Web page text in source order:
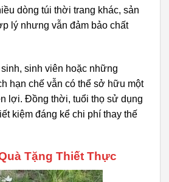
dòng túi thời trang khác, sản
lý nhưng vẫn đảm bảo chất
sinh viên hoặc những
hạn chế vẫn có thể sở hữu một
lợi. Đồng thời, tuổi thọ sử dụng
kiệm đáng kể chi phí thay thế
Tặng Thiết Thực